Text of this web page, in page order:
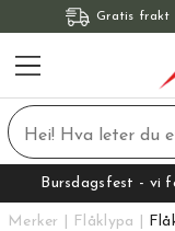
Gratis frakt
Bursdagsfest - vi
Merker Flåklypa